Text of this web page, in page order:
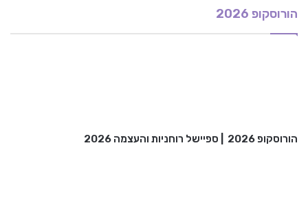
הורוסקופ 2026
הורוסקופ 2026 ספיישל רוחניות והעצמה 2026